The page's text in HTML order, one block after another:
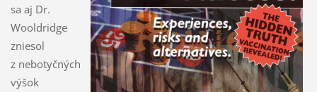
sa aj Dr.
Wooldridge
zniesol
z nebotyčných
výšok